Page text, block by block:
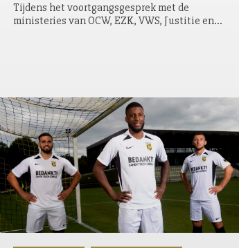
Tijdens het voortgangsgesprek met de
ministeries van OCW, EZK, VWS, Justitie en